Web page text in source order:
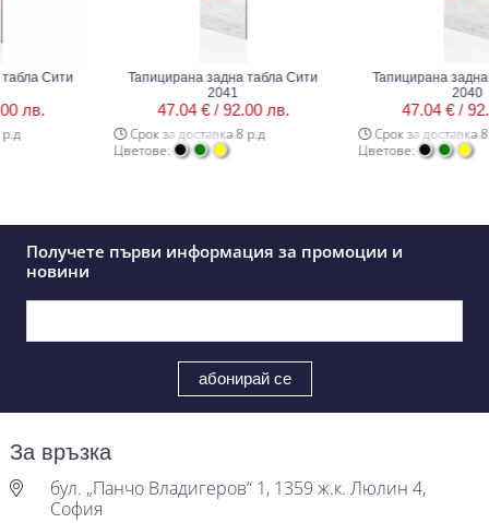
Сити
Тапицирана задна табла Сити
2041
47.04 € /92.00 лв.
Срок за доставка 8 р.д
Цветове:
Тапицирана задна
2040
47.04 € /92.00
Срок за доставка 8 р.д
Цветове:
Получете първи информация за промоции и
новини
За връзка
бул. „Панчо Владигеров“ 1, 1359 ж.к. Люлин 4,
София